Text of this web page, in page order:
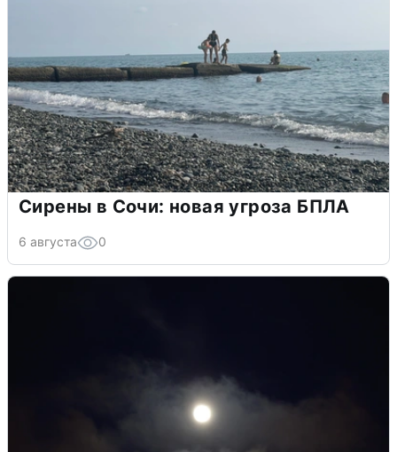
Сирены в Сочи: новая угроза БПЛА
6 августа 0